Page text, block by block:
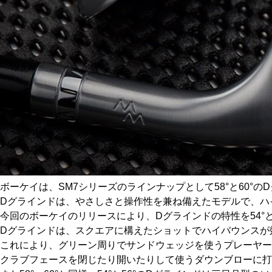
ボーケイは、SM7シリーズのラインナップとして58°と60°の
Dグラインドは、やさしさと操作性を兼ね備えたモデルで、
今回のボーケイのリリースにより、Dグラインドの特性を
Dグラインドは、スクエアに構えたショットでハイバウンス
これにより、グリーン周りでサンドウェッジを使うプレーヤ
クラブフェースを閉じたり開いたりして使うダウンブローに